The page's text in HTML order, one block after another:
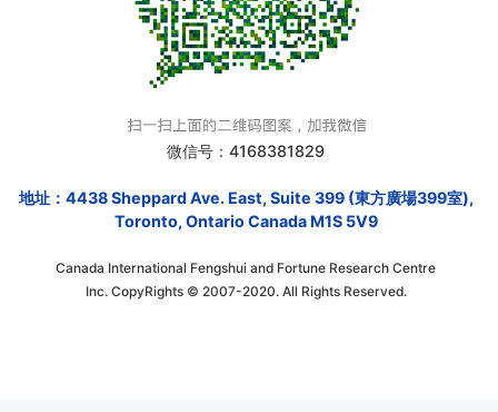
微信号：4168381829
地址：4438 Sheppard Ave. East, Suite 399 (東方廣場399室),
Toronto, Ontario Canada M1S 5V9
Canada International Fengshui and Fortune Research Centre
Inc. CopyRights © 2007-2020. All Rights Reserved.